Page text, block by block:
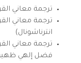
ترجمة معاني
ترجمة معاني
انترناشونال)
ترجمة معاني
فضل إلهي